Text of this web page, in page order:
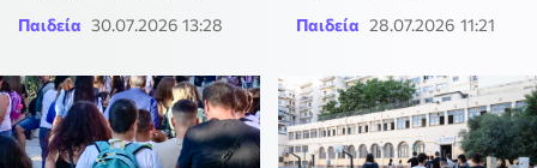
Παιδεία 30.07.2026 13:28 Παιδεία 28.07.2026 11:21